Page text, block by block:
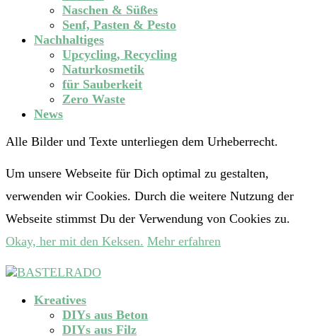
Naschen & Süßes
Senf, Pasten & Pesto
Nachhaltiges
Upcycling, Recycling
Naturkosmetik
für Sauberkeit
Zero Waste
News
Alle Bilder und Texte unterliegen dem Urheberrecht.
Um unsere Webseite für Dich optimal zu gestalten,
verwenden wir Cookies. Durch die weitere Nutzung der
Webseite stimmst Du der Verwendung von Cookies zu.
Okay, her mit den Keksen. Mehr erfahren
Kreatives
DIYs aus Beton
DIYs aus Filz